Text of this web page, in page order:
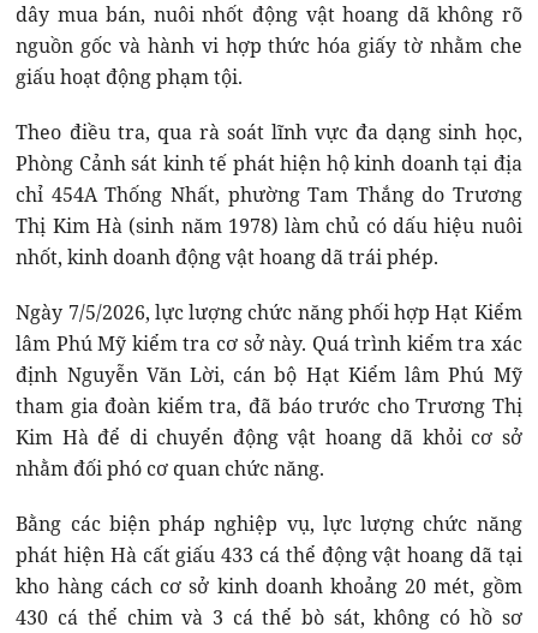
dây mua bán, nuôi nhốt động vật hoang dã không rõ
nguồn gốc và hành vi hợp thức hóa giấy tờ nhằm che
giấu hoạt động phạm tội.
Theo điều tra, qua rà soát lĩnh vực đa dạng sinh học,
Phòng Cảnh sát kinh tế phát hiện hộ kinh doanh tại địa
chỉ 454A Thống Nhất, phường Tam Thắng do Trương
Thị Kim Hà (sinh năm 1978) làm chủ có dấu hiệu nuôi
nhốt, kinh doanh động vật hoang dã trái phép.
Ngày 7/5/2026, lực lượng chức năng phối hợp Hạt Kiểm
lâm Phú Mỹ kiểm tra cơ sở này. Quá trình kiểm tra xác
định Nguyễn Văn Lời, cán bộ Hạt Kiểm lâm Phú Mỹ
tham gia đoàn kiểm tra, đã báo trước cho Trương Thị
Kim Hà để di chuyển động vật hoang dã khỏi cơ sở
nhằm đối phó cơ quan chức năng.
Bằng các biện pháp nghiệp vụ, lực lượng chức năng
phát hiện Hà cất giấu 433 cá thể động vật hoang dã tại
kho hàng cách cơ sở kinh doanh khoảng 20 mét, gồm
430 cá thể chim và 3 cá thể bò sát, không có hồ sơ